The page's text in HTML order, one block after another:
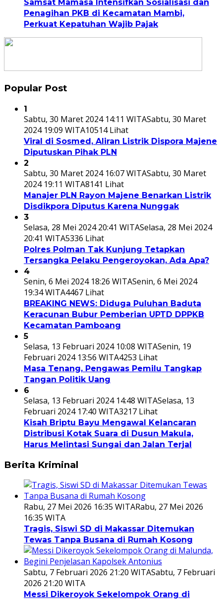
Samsat Mamasa Intensifkan Sosialisasi dan
Penagihan PKB di Kecamatan Mambi,
Perkuat Kepatuhan Wajib Pajak
Popular Post
1
Sabtu, 30 Maret 2024 14:11 WITASabtu, 30 Maret
2024 19:09 WITA10514 Lihat
Viral di Sosmed, Aliran Listrik Dispora Majene
Diputuskan Pihak PLN
2
Sabtu, 30 Maret 2024 16:07 WITASabtu, 30 Maret
2024 19:11 WITA8141 Lihat
Manajer PLN Rayon Majene Benarkan Listrik
Disdikpora Diputus Karena Nunggak
3
Selasa, 28 Mei 2024 20:41 WITASelasa, 28 Mei 2024
20:41 WITA5336 Lihat
Polres Polman Tak Kunjung Tetapkan
Tersangka Pelaku Pengeroyokan, Ada Apa?
4
Senin, 6 Mei 2024 18:26 WITASenin, 6 Mei 2024
19:34 WITA4467 Lihat
BREAKING NEWS: Diduga Puluhan Baduta
Keracunan Bubur Pemberian UPTD DPPKB
Kecamatan Pamboang
5
Selasa, 13 Februari 2024 10:08 WITASenin, 19
Februari 2024 13:56 WITA4253 Lihat
Masa Tenang, Pengawas Pemilu Tangkap
Tangan Politik Uang
6
Selasa, 13 Februari 2024 14:48 WITASelasa, 13
Februari 2024 17:40 WITA3217 Lihat
Kisah Briptu Bayu Mengawal Kelancaran
Distribusi Kotak Suara di Dusun Makula,
Harus Melintasi Sungai dan Jalan Terjal
Berita Kriminal
Rabu, 27 Mei 2026 16:35 WITARabu, 27 Mei 2026
16:35 WITA
Tragis, Siswi SD di Makassar Ditemukan
Tewas Tanpa Busana di Rumah Kosong
Sabtu, 7 Februari 2026 21:20 WITASabtu, 7 Februari
2026 21:20 WITA
Messi Dikeroyok Sekelompok Orang di